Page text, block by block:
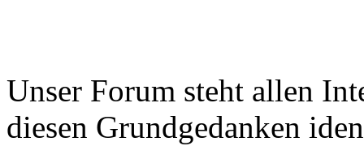
Unser Forum steht allen
diesen Grundgedanken